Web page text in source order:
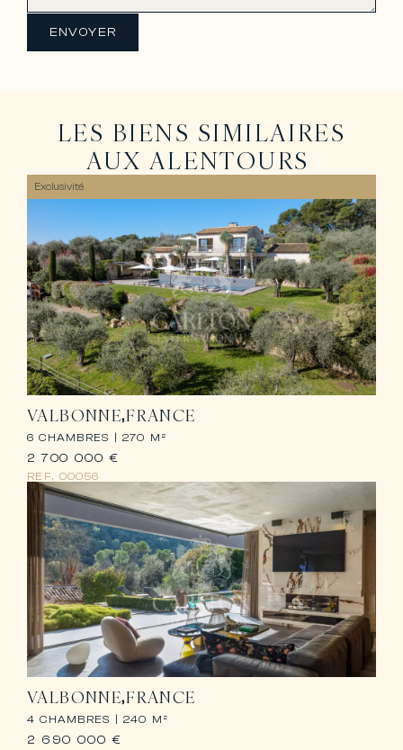
ENVOYER
LES BIENS SIMILAIRES
AUX ALENTOURS
Exclusivité
VALBONNE FRANCE
6 CHAMBRES | 270 M²
REF. 00056
2 700 000 €
VALBONNE FRANCE
4 CHAMBRES | 240 M²
2 690 000 €